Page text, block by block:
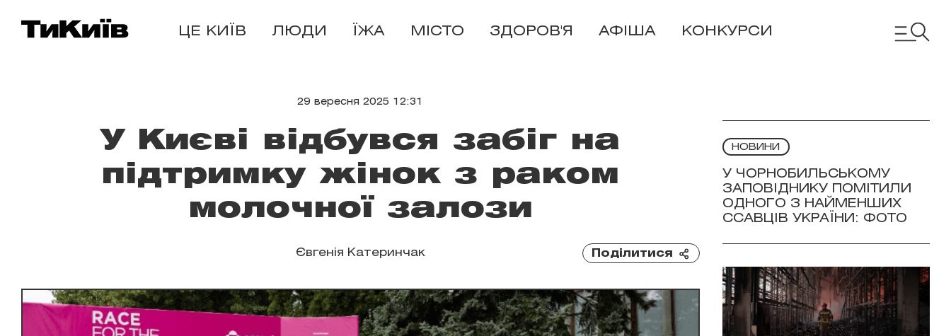
ЦЕ КИЇВ ЛЮДИ ЇЖА МІСТО ЗДОРОВ'Я АФІША КОНКУРСИ
29 вересня 2025 12:31
У Києві відбувся забіг на
підтримку жінок з раком
молочної залози
Євгенія Катеринчак Поділитися
НОВИНИ
У ЧОРНОБИЛЬСЬКОМУ
ЗАПОВІДНИКУ ПОМІТИЛИ
ОДНОГО З НАЙМЕНШИХ
ССАВЦІВ УКРАЇНИ: ФОТО